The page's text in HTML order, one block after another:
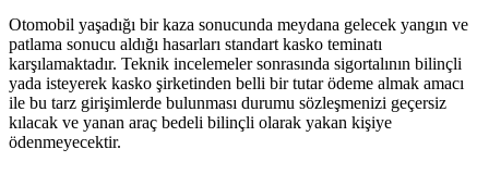
Otomobil yaşadığı bir kaza sonucunda meydana gelecek yangın ve
patlama sonucu aldığı hasarları standart kasko teminatı
karşılamaktadır. Teknik incelemeler sonrasında sigortalının bilinçli
yada isteyerek kasko şirketinden belli bir tutar ödeme almak amacı
ile bu tarz girişimlerde bulunması durumu sözleşmenizi geçersiz
kılacak ve yanan araç bedeli bilinçli olarak yakan kişiye
ödenmeyecektir.